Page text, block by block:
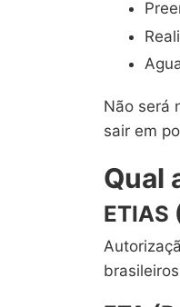
Não será
sair em
Qual
ETIAS